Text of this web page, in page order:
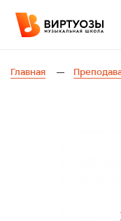
Главная —